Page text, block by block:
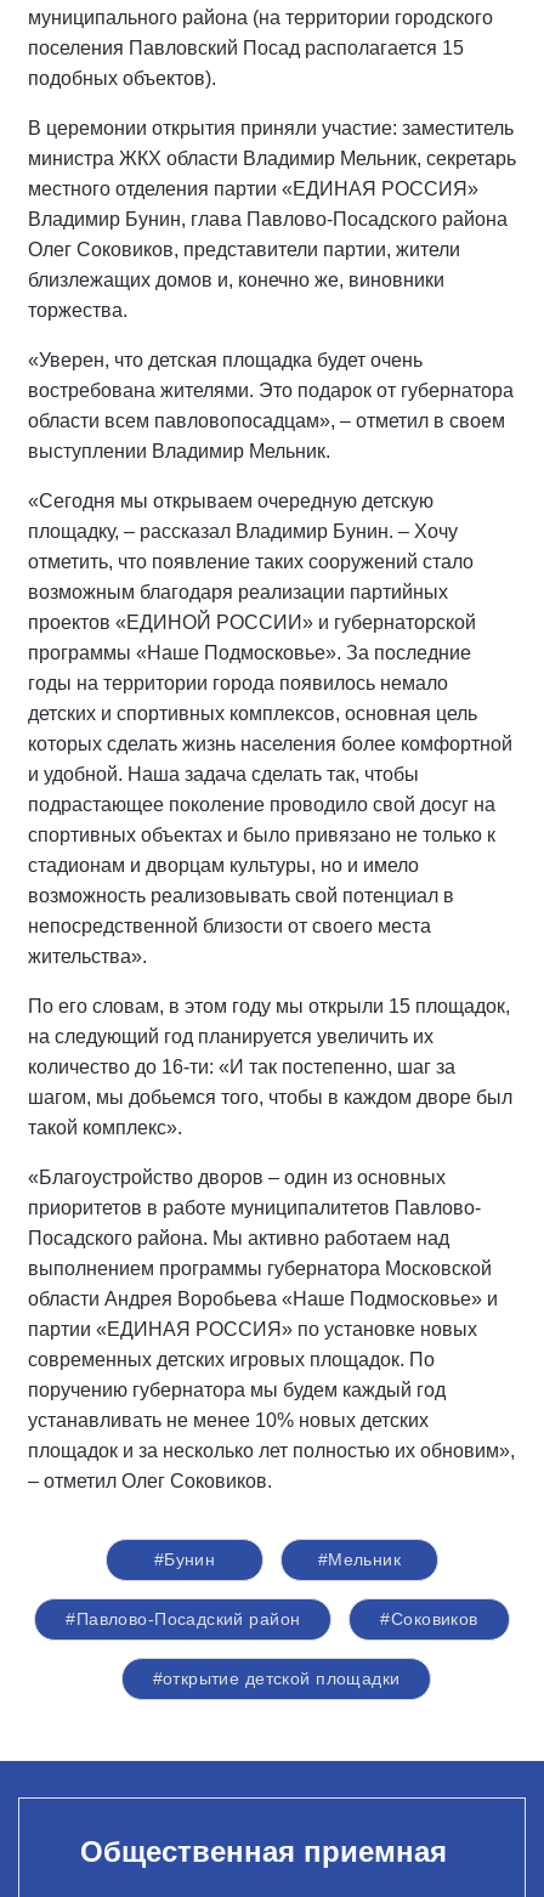
муниципального района (на территории городского
поселения Павловский Посад располагается 15
подобных объектов).
В церемонии открытия приняли участие: заместитель
министра ЖКХ области Владимир Мельник, секретарь
местного отделения партии «ЕДИНАЯ РОССИЯ»
Владимир Бунин, глава Павлово-Посадского района
Олег Соковиков, представители партии, жители
близлежащих домов и, конечно же, виновники
торжества.
«Уверен, что детская площадка будет очень
востребована жителями. Это подарок от губернатора
области всем павловопосадцам», – отметил в своем
выступлении Владимир Мельник.
«Сегодня мы открываем очередную детскую
площадку, – рассказал Владимир Бунин. – Хочу
отметить, что появление таких сооружений стало
возможным благодаря реализации партийных
проектов «ЕДИНОЙ РОССИИ» и губернаторской
программы «Наше Подмосковье». За последние
годы на территории города появилось немало
детских и спортивных комплексов, основная цель
которых сделать жизнь населения более комфортной
и удобной. Наша задача сделать так, чтобы
подрастающее поколение проводило свой досуг на
спортивных объектах и было привязано не только к
стадионам и дворцам культуры, но и имело
возможность реализовывать свой потенциал в
непосредственной близости от своего места
жительства».
По его словам, в этом году мы открыли 15 площадок,
на следующий год планируется увеличить их
количество до 16-ти: «И так постепенно, шаг за
шагом, мы добьемся того, чтобы в каждом дворе был
такой комплекс».
«Благоустройство дворов – один из основных
приоритетов в работе муниципалитетов Павлово-
Посадского района. Мы активно работаем над
выполнением программы губернатора Московской
области Андрея Воробьева «Наше Подмосковье» и
партии «ЕДИНАЯ РОССИЯ» по установке новых
современных детских игровых площадок. По
поручению губернатора мы будем каждый год
устанавливать не менее 10% новых детских
площадок и за несколько лет полностью их обновим»,
– отметил Олег Соковиков.
#Бунин #Мельник
#Павлово-Посадский район #Соковиков
#открытие детской площадки
Общественная приемная